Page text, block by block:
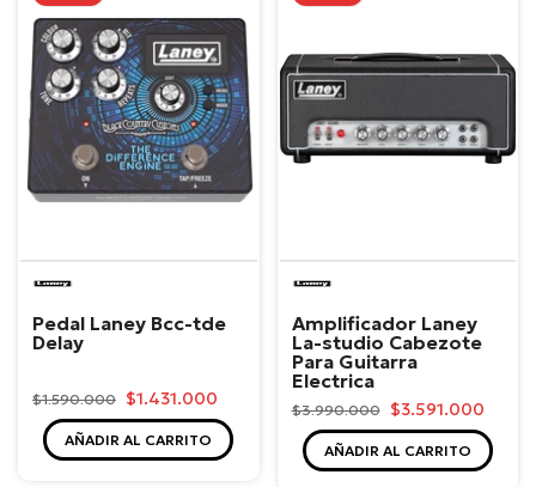
Pedal Laney Bcc-tde
Delay
$1.590.000 $1.431.000
AÑADIR AL CARRITO
Laney
Amplificador Laney
La-studio Cabezote
Para Guitarra
Electrica
$3.990.000 $3.591.000
AÑADIR AL CARRITO